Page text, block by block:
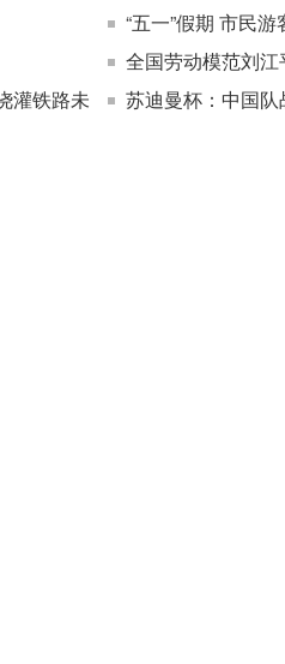
灌铁路未
“五一”假期 市民
全国劳动模范刘
苏迪曼杯：中国